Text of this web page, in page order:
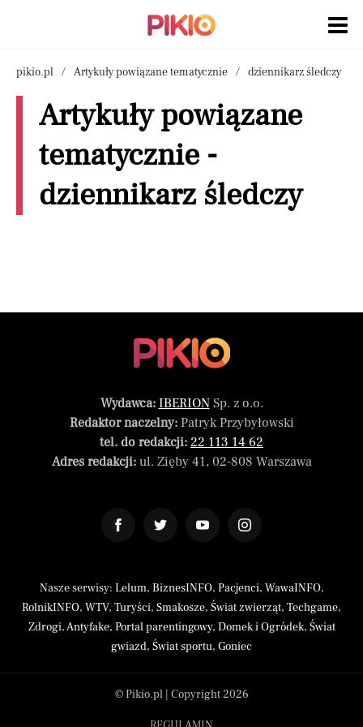
pikio.pl Artykuły powiązane tematycznie dziennikarz śledczy
Artykuły powiązane
tematycznie -
dziennikarz śledczy
Wydawca: IBERIONSp. z o.o.
Redaktor naczelny:Patryk Przybyłowski
tel. do redakcji: 22 113 14 62
Adres redakcji:ul. Zięby 41, 02-808 Warszawa
Nasze serwisy: Lelum, BiznesINFO, Pacjenci, WawaINFO,
RolnikINFO, WTV, Turyści, Smakosze, Świat zwierząt, Techgame,
Zdrogi,Antyfake, Portal parentingowy, Domek i Ogródek, Świat
gwiazd, Świat sportu, Goniec
© Pikio.pl | Copyright 2026